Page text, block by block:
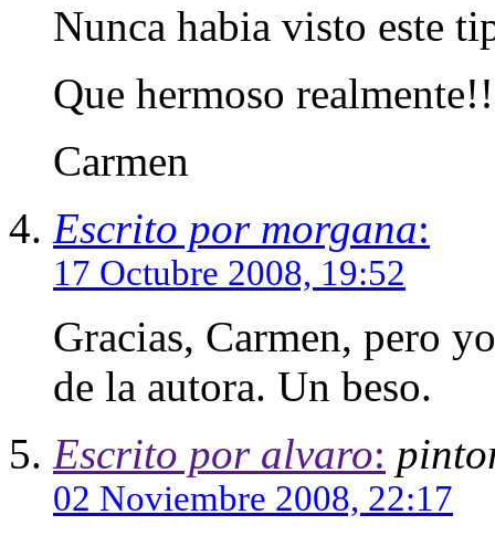
Nunca habia visto este
Que hermoso
Carmen
Escrito por morgana:
17 Octubre 2008, 19:52
Gracias, Carmen, pero
de la autora. Un beso.
Escrito por alvaro:
02 Noviembre 2008, 22:17